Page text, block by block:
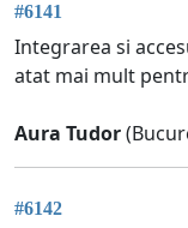
#6141
Integrarea si
atat mai mult
Aura Tudor
#6142